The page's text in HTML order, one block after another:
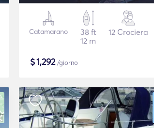
Catamarano
38 ft
12 m
12 Crociera
$1,292/giorno